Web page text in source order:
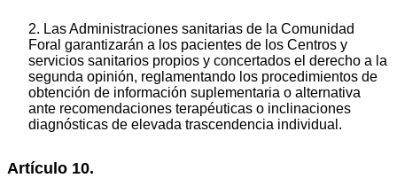
2. Las Administraciones sanitarias de la Comunidad
Foral garantizarán a los pacientes de los Centros y
servicios sanitarios propios y concertados el derecho a la
segunda opinión, reglamentando los procedimientos de
obtención de información suplementaria o alternativa
ante recomendaciones terapéuticas o inclinaciones
diagnósticas de elevada trascendencia individual.
Artículo 10.